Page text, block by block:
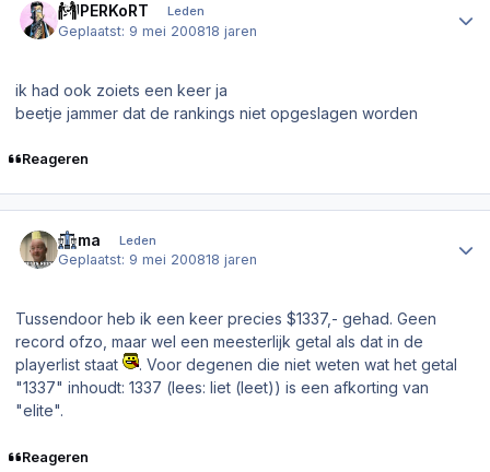
SUPERKoRT Leden
Geplaatst: 9 mei 200818 jaren
ik had ook zoiets een keer ja
beetje jammer dat de rankings niet opgeslagen worden
Reageren
Puma Leden
Geplaatst: 9 mei 200818 jaren
Tussendoor heb ik een keer precies $1337,- gehad. Geen
record ofzo, maar wel een meesterlijk getal als dat in de
playerlist staat
. Voor degenen die niet weten wat het getal
"1337" inhoudt: 1337 (lees: liet (leet)) is een afkorting van
"elite".
Reageren